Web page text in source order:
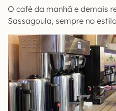
O café da manhã e demais
Sassagoula, sempre no